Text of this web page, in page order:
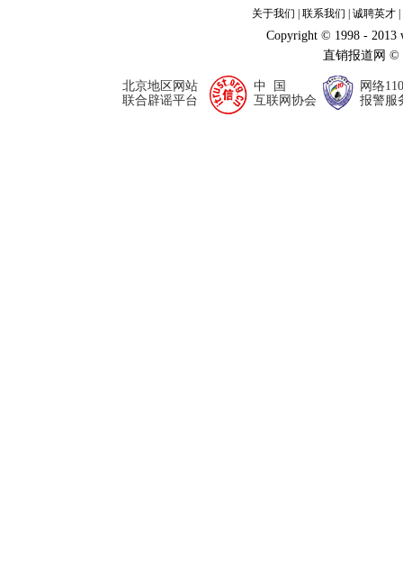
关于我们 联系我们 诚聘英才
Copyright © 1998 - 2013
直销报道网
北京地区网站
联合辟谣平台
中 国
互联网协会
网络110
报警服